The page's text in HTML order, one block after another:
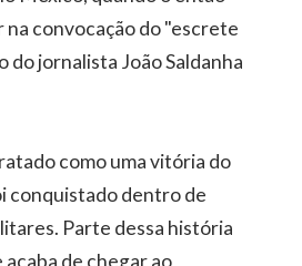
convocação do "escrete
do jornalista João Saldanha
como uma vitória do
conquistado dentro de
Parte dessa história
de chegar ao